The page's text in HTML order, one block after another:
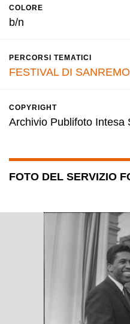
COLORE
b/n
PERCORSI TEMATICI
FESTIVAL DI SANREMO
COPYRIGHT
Archivio Publifoto Intesa
FOTO DEL SERVIZIO